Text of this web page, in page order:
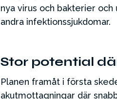
nya virus och bakterier
andra infektionssjukdomar.
Stor potential
Planen framåt i första
akutmottagningar där